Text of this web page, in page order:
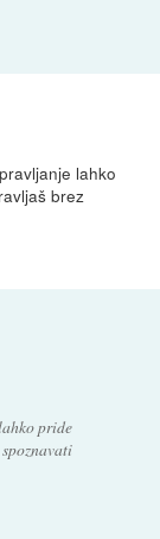
lahko
brez
pride